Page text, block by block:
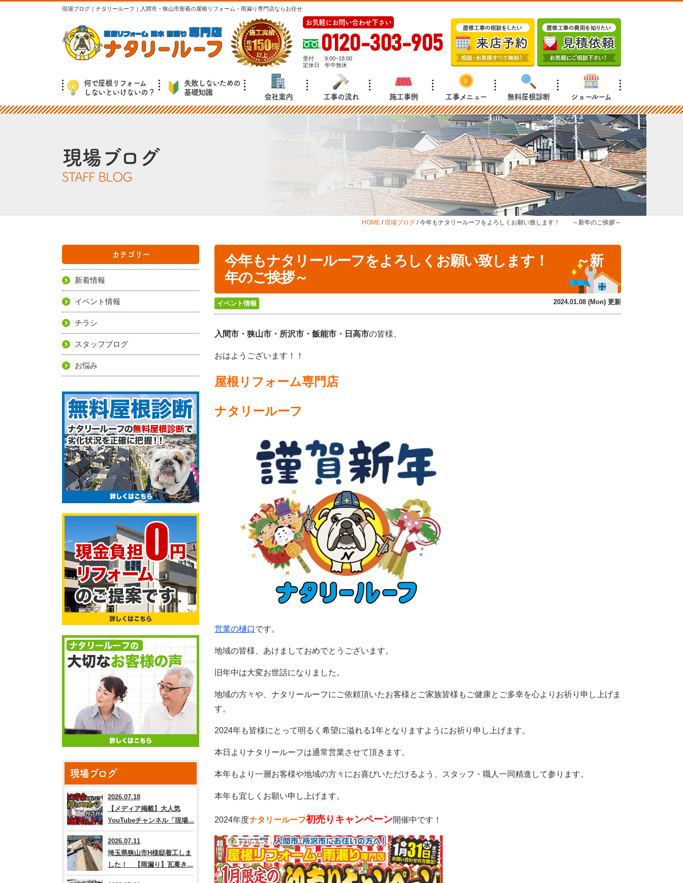
現場ブログ｜ナタリールーフ｜入間市・狭山市密着の屋根リフォーム・雨漏り専門店ならお任せ
お気軽にお問い合わせ下さい
0120-303-905
受付
9:00~18:00
定休日
年中無休
何で屋根リフォーム
しないといけないの？
失敗しないための
基礎知識
会社案内 工事の流れ 施工事例 工事メニュー 無料屋根診断 ショールーム
現場ブログ
STAFF BLOG
HOME /現場ブログ /今年もナタリールーフをよろしくお願い致します！ ～新年のご挨拶～
今年もナタリールーフをよろしくお願い致します！ ～新
年のご挨拶～
イベント情報 2024.01.08 (Mon) 更新
入間市・狭山市・所沢市・飯能市・日高市の皆様、
おはようございます！！
屋根リフォーム専門店
ナタリールーフ
営業の樋口です。
地域の皆様、あけましておめでとうございます。
旧年中は大変お世話になりました。
地域の方々や、ナタリールーフにご依頼頂いたお客様とご家族皆様もご健康とご多幸を心よりお祈り申し上げま
す。
2024年も皆様にとって明るく希望に溢れる1年となりますようにお祈り申し上げます。
本日よりナタリールーフは通常営業させて頂きます。
本年もより一層お客様や地域の方々にお喜びいただけるよう、スタッフ・職人一同精進して参ります。
本年も宜しくお願い申し上げます。
2024年度ナタリールーフ初売りキャンペーン開催中です！
カテゴリー
新着情報
イベント情報
チラシ
スタッフブログ
お悩み
現場ブログ
2026.07.18
【メディア掲載】大人気
YouTubeチャンネル「現場...
2026.07.11
埼玉県狭山市H様邸着工しま
した！ 【雨漏り】瓦葺き...